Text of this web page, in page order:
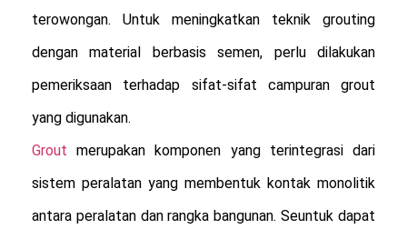
terowongan. Untuk meningkatkan teknik grouting
dengan material berbasis semen, perlu dilakukan
pemeriksaan terhadap sifat-sifat campuran grout
Grout merupakan komponen yang terintegrasi dari
sistem peralatan yang membentuk kontak monolitik
antara peralatan dan rangka bangunan. Seuntuk dapat